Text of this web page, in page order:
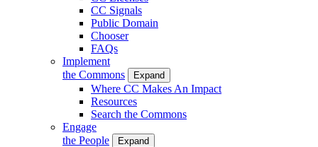
CC Signals
Public Domain
Chooser
FAQs
Implement
the Commons
Expand
Where CC Makes An Impact
Resources
Search the Commons
Engage
the People
Expand